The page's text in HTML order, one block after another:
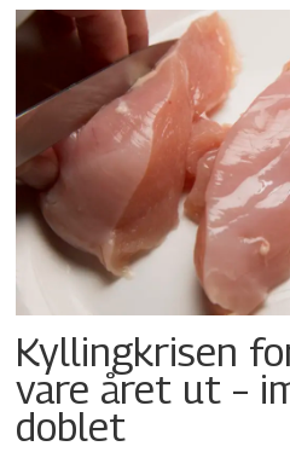
Kyllingkrisen
vare året ut –
doblet